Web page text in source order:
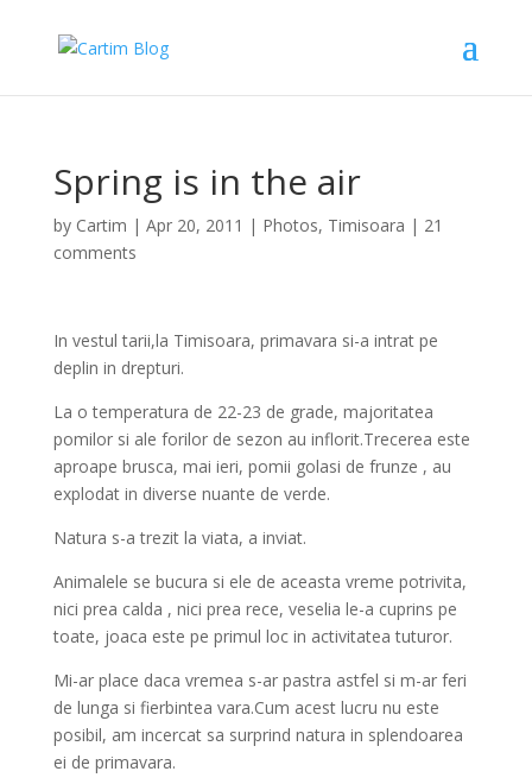
Spring is in the air
by Cartim | Apr 20, 2011 | Photos, Timisoara | 21
comments
In vestul tarii,la Timisoara, primavara si-a intrat pe
deplin in drepturi.
La o temperatura de 22-23 de grade, majoritatea
pomilor si ale forilor de sezon au inflorit.Trecerea este
aproape brusca, mai ieri, pomii golasi de frunze , au
explodat in diverse nuante de verde.
Natura s-a trezit la viata, a inviat.
Animalele se bucura si ele de aceasta vreme potrivita,
nici prea calda , nici prea rece, veselia le-a cuprins pe
toate, joaca este pe primul loc in activitatea tuturor.
Mi-ar place daca vremea s-ar pastra astfel si m-ar feri
de lunga si fierbintea vara.Cum acest lucru nu este
posibil, am incercat sa surprind natura in splendoarea
ei de primavara.